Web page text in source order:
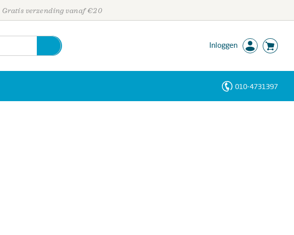
Gratis verzending vanaf €20
Inloggen
010-4731397
Personen